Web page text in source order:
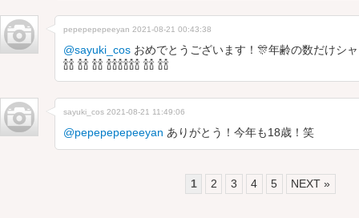
pepepepepeeyan 2021-08-21 00:43:38
@sayuki_cos おめでとうございます！🎊年齢の数だけシャ
🍾🍾 🍾🍾 🍾🍾 🍾🍾🍾🍾🍾🍾 🍾🍾 🍾🍾
sayuki_cos 2021-08-21 11:49:06
@pepepepepeeyan ありがとう！今年も18歳！笑
1 2 3 4 5 NEXT »